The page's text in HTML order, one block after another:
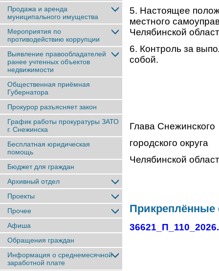
Продажа и аренда
муниципального имущества
Мероприятия по
противодействию коррупции
Выявление правообладателей
ранее учтенныx объектов
недвижимости
Общественная приёмная
Губернатора
Прокурор разъясняет закон
График работы прокуратуры ЗАТО
г. Снежинска
Бесплатная юридическая
помощь
Бюджет для граждан
Архивный отдел
Проекты
Прочее
Афиша
Обращения граждан
Информация о среднемесячной
заработной плате
5. Настоящее
местного
Челябинской
6. Контроль за
собой.
Глава Снежинского
городского округа